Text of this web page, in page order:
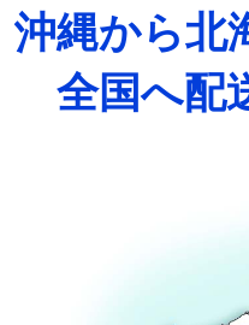
沖縄から北
全国へ配